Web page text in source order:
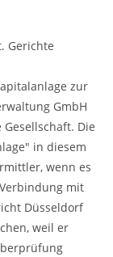
Gerichte
zur
GmbH
Die
in diesem
wenn es
mit
Düsseldorf
weil er